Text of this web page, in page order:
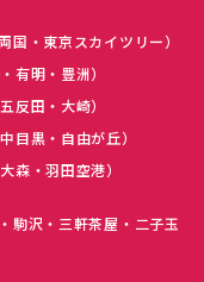
国・東京スカイツリー）
有明・豊洲）
反田・大崎）
目黒・自由が丘）
森・羽田空港）
駒沢・三軒茶屋・二子玉